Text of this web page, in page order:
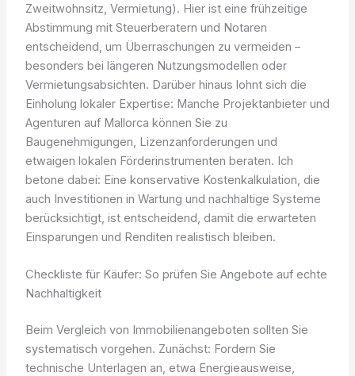
Zweitwohnsitz, Vermietung). Hier ist eine frühzeitige
Abstimmung mit Steuerberatern und Notaren
entscheidend, um Überraschungen zu vermeiden –
besonders bei längeren Nutzungsmodellen oder
Vermietungsabsichten. Darüber hinaus lohnt sich die
Einholung lokaler Expertise: Manche Projektanbieter und
Agenturen auf Mallorca können Sie zu
Baugenehmigungen, Lizenzanforderungen und
etwaigen lokalen Förderinstrumenten beraten. Ich
betone dabei: Eine konservative Kostenkalkulation, die
auch Investitionen in Wartung und nachhaltige Systeme
berücksichtigt, ist entscheidend, damit die erwarteten
Einsparungen und Renditen realistisch bleiben.
Checkliste für Käufer: So prüfen Sie Angebote auf echte
Nachhaltigkeit
Beim Vergleich von Immobilienangeboten sollten Sie
systematisch vorgehen. Zunächst: Fordern Sie
technische Unterlagen an, etwa Energieausweise,